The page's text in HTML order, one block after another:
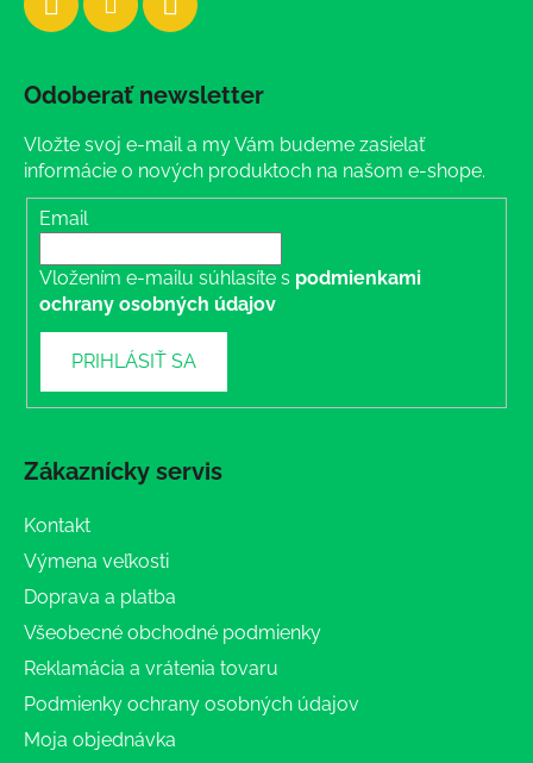
Odoberať newsletter
Vložte svoj e-mail a my Vám budeme zasielať
informácie o nových produktoch na našom e-shope.
Email
Vložením e-mailu súhlasíte s podmienkami
ochrany osobných údajov
PRIHLÁSIŤ SA
Zákaznícky servis
Kontakt
Výmena veľkosti
Doprava a platba
Všeobecné obchodné podmienky
Reklamácia a vrátenia tovaru
Podmienky ochrany osobných údajov
Moja objednávka